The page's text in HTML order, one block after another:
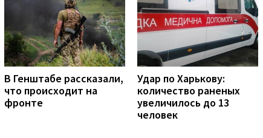
В Генштабе рассказали,
что происходит на
фронте
Удар по Харькову:
количество раненых
увеличилось до 13
человек